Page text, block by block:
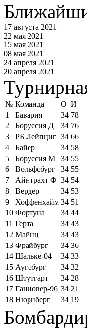
17 августа 2021
22 мая 2021
15 мая 2021
08 мая 2021
24 апреля 2021
20 апреля 2021
№ Команда О И
1
Бавария 34 78
2
Боруссия Д 34 76
3
РБ Лейпциг 34 66
4
Байер 34 58
5
Боруссия М 34 55
6
Вольфсбург 34 55
7
Айнтрахт Ф 34 54
8
Вердер 34 53
9
Хоффенхайм 34 51
10 Фортуна 34 44
11 Герта 34 43
12 Майнц 34 43
13 Фрайбург 34 36
14 Шальке-04 34 33
15 Аугсбург 34 32
16 Штутгарт 34 28
17 Ганновер-96 34 21
18 Нюрнберг 34 19